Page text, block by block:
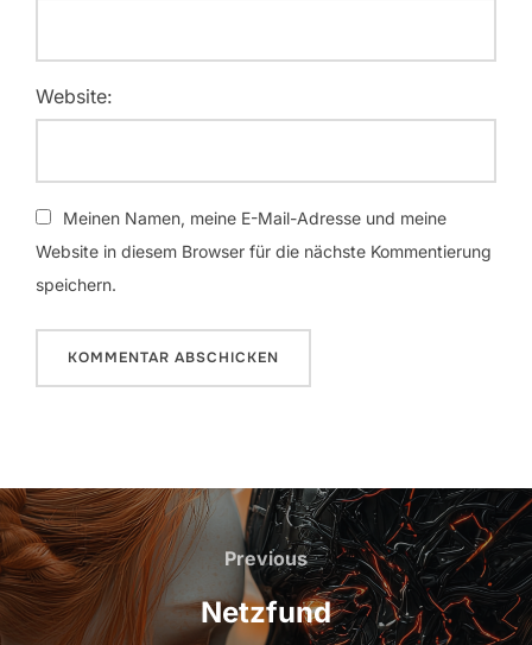
Website:
Meinen Namen, meine E-Mail-Adresse und meine
Website in diesem Browser für die nächste Kommentierung
speichern.
Beitrags-
Navigation
Previous
Previous
Netzfund